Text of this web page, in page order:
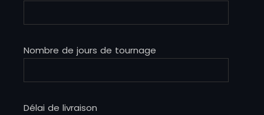
Nombre de jours de tournage
Délai de livraison